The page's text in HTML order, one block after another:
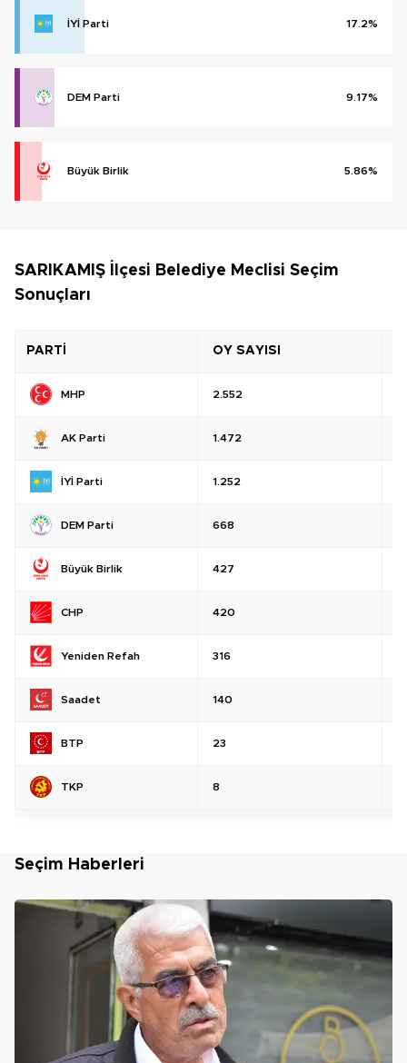
İYİ Parti 17.2%
DEM Parti 9.17%
Büyük Birlik 5.86%
SARIKAMIŞ İlçesi Belediye Meclisi Seçim
Sonuçları
PARTİ OY SAYISI
MHP 2.552
AK Parti 1.472
İYİ Parti 1.252
DEM Parti 668
Büyük Birlik 427
CHP 420
Yeniden Refah 316
Saadet 140
BTP 23
TKP 8
Seçim Haberleri